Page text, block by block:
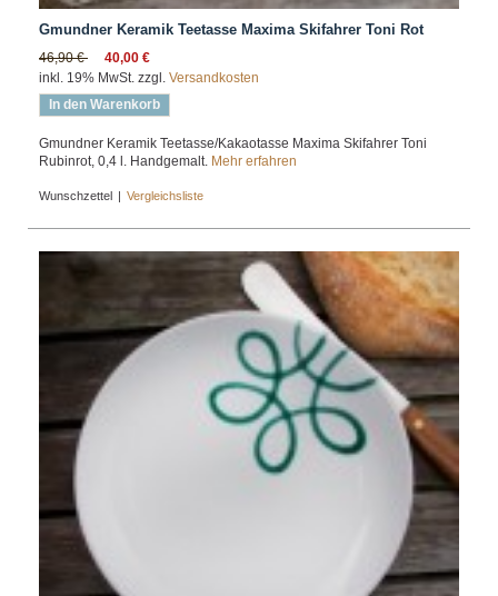
Gmundner Keramik Teetasse Maxima Skifahrer Toni Rot
46,90 €
40,00 €
inkl. 19% MwSt. zzgl. Versandkosten
In den Warenkorb
Gmundner Keramik Teetasse/Kakaotasse Maxima Skifahrer Toni
Rubinrot, 0,4 l. Handgemalt. Mehr erfahren
Wunschzettel | Vergleichsliste